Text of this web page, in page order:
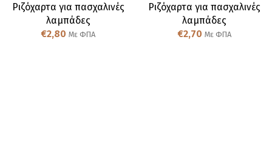
Ριζόχαρτα για πασχαλινές
λαμπάδες
€2,80 Με ΦΠΑ
Ριζόχαρτα για πασχαλινές
λαμπάδες
€2,70 Με ΦΠΑ